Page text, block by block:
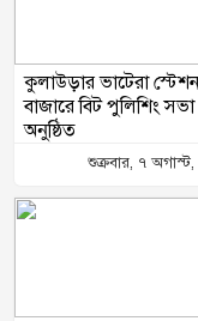
কুলাউড়ার ভাটেরা স্টেশন
বাজারে বিট পুলিশিং সভা
অনুষ্ঠিত
শুক্রবার, ৭